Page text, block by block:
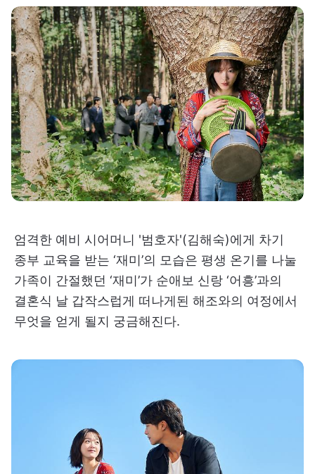
엄격한 예비 시어머니 '범호자'(김해숙)에게 차기
종부 교육을 받는 ‘재미’의 모습은 평생 온기를 나눌
가족이 간절했던 ‘재미’가 순애보 신랑 ‘어흥’과의
결혼식 날 갑작스럽게 떠나게된 해조와의 여정에서
무엇을 얻게 될지 궁금해진다.